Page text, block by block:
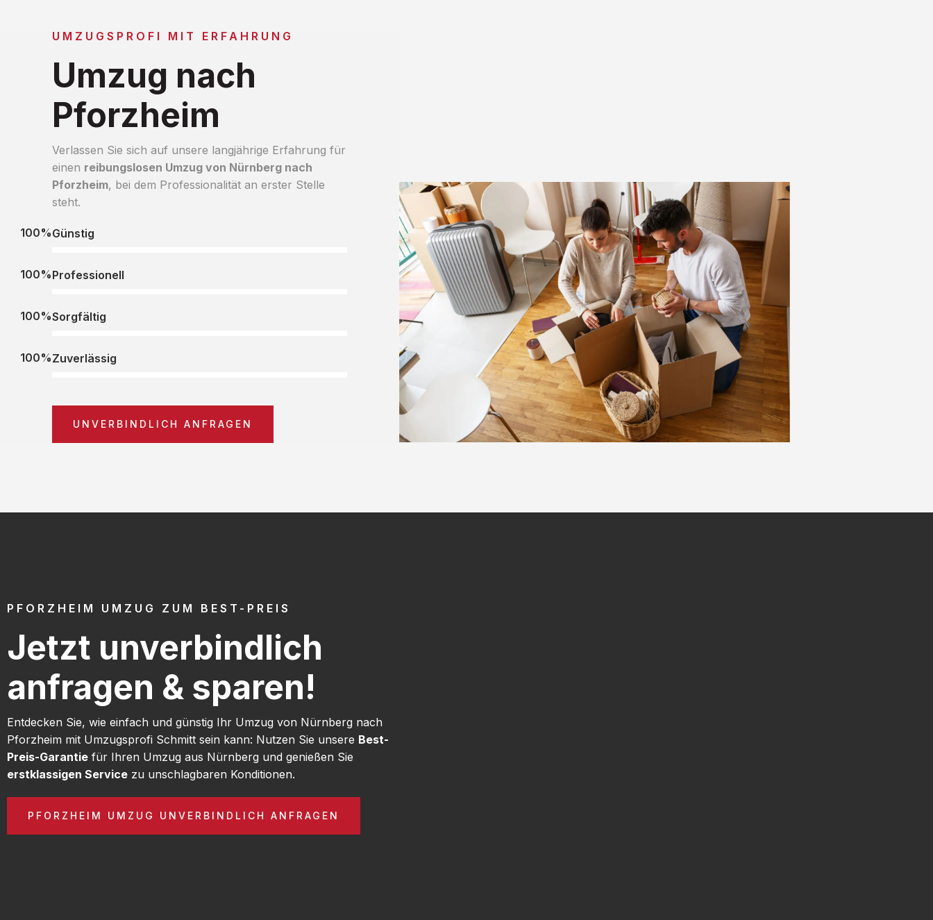
UMZUGSPROFI MIT ERFAHRUNG
Umzug nach
Pforzheim
Verlassen Sie sich auf unsere langjährige Erfahrung für
einen reibungslosen Umzug von Nürnberg nach
Pforzheim, bei dem Professionalität an erster Stelle
steht.
Günstig
100%
Professionell
100%
Sorgfältig
100%
Zuverlässig
100%
UNVERBINDLICH ANFRAGEN
PFORZHEIM UMZUG ZUM BEST-PREIS
Jetzt unverbindlich
anfragen & sparen!
Entdecken Sie, wie einfach und günstig Ihr Umzug von Nürnberg nach
Pforzheim mit Umzugsprofi Schmitt sein kann: Nutzen Sie unsere Best-
Preis-Garantie für Ihren Umzug aus Nürnberg und genießen Sie
erstklassigen Service zu unschlagbaren Konditionen.
PFORZHEIM UMZUG UNVERBINDLICH ANFRAGEN